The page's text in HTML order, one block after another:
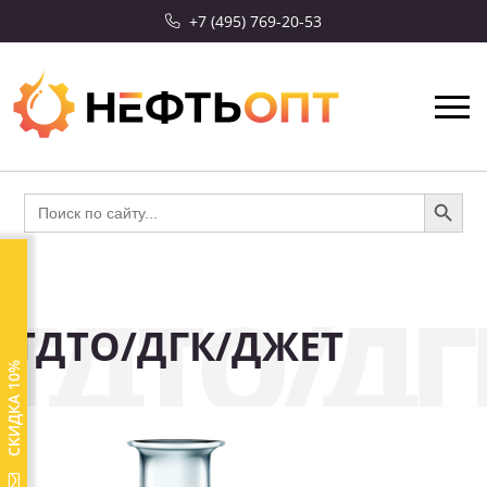
+7 (495) 769-20-53
Search
for:
Search Button
ТДТО/ДГК/ДЖЕТ
СКИДКА 10%